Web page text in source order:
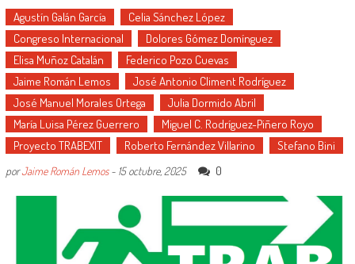
Agustín Galán García
Celia Sánchez López
Congreso Internacional
Dolores Gómez Domínguez
Elisa Muñoz Catalán
Federico Pozo Cuevas
Jaime Román Lemos
José Antonio Climent Rodríguez
José Manuel Morales Ortega
Julia Dormido Abril
María Luisa Pérez Guerrero
Miguel C. Rodríguez-Piñero Royo
Proyecto TRABEXIT
Roberto Fernández Villarino Stefano Bini
porJaime Román Lemos- 15 octubre, 2025 0